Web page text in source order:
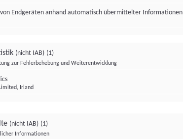
Endgeräten anhand automatisch übermittelter Informationen
(nicht IAB) (1)
zur Fehlerbehebung und Weiterentwicklung
Irland
(nicht IAB) (1)
Informationen